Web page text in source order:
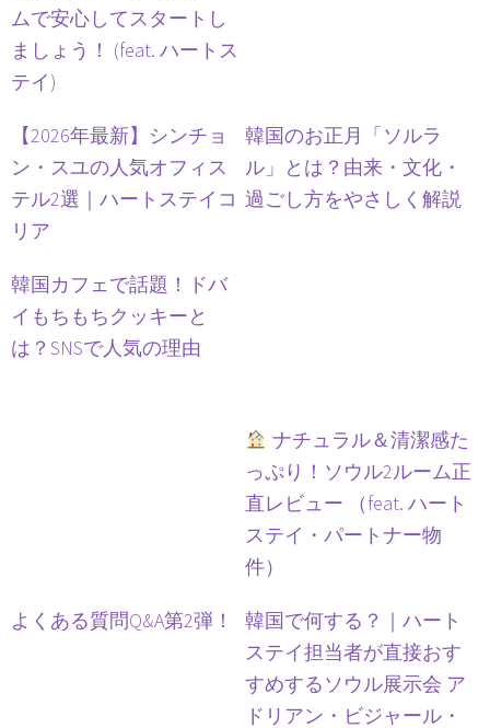
ムで安心してスタートし
ましょう！ (feat. ハートス
テイ)
【2026年最新】シンチョ
ン・スユの人気オフィス
テル2選｜ハートステイコ
リア
韓国のお正月「ソルラ
ル」とは？由来・文化・
過ごし方をやさしく解説
韓国カフェで話題！ドバ
イもちもちクッキーと
は？SNSで人気の理由
ナチュラル＆清潔感た
っぷり！ソウル2ルーム正
直レビュー （feat. ハート
ステイ・パートナー物
件）
よくある質問Q&A第2弾！
韓国で何する？｜ハート
ステイ担当者が直接おす
すめするソウル展示会 ア
ドリアン・ビジャール・